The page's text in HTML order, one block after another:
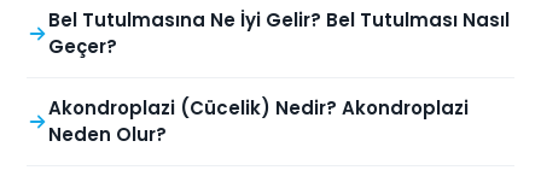
Bel Tutulmasına Ne İyi Gelir? Bel Tutulması Nasıl
Geçer?
Akondroplazi (Cücelik) Nedir? Akondroplazi
Neden Olur?